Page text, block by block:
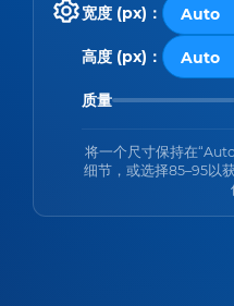
宽度 (px)：
高度 (px)：
质量
将一个尺寸保持在
细节，或选择85–95以